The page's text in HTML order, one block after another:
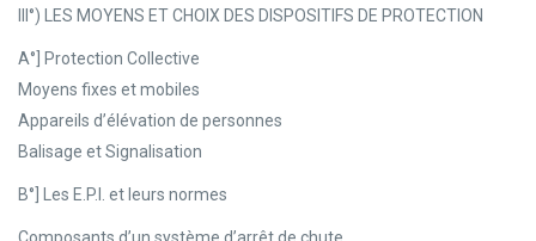
III°) LES MOYENS ET CHOIX DES DISPOSITIFS DE PROTECTION
A°] Protection Collective
Moyens fixes et mobiles
Appareils d’élévation de personnes
Balisage et Signalisation
B°] Les E.P.I. et leurs normes